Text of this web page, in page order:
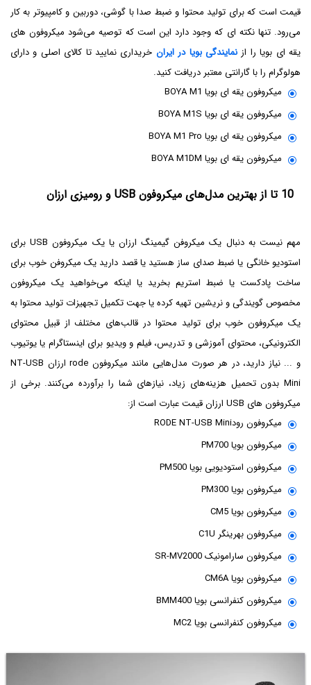
قیمت است که برای تولید محتوا و ضبط صدا با گوشی، دوربین و کامپیوتر به کار
می‌رود. تنها نکته ای که وجود دارد این است که توصیه می‌شود میکروفون های
یقه ای بویا را از نمایندگی بویا در ایران خریداری نمایید تا کالای اصلی و دارای
هولوگرام را با گارانتی معتبر دریافت کنید.
میکروفون یقه ای بویا BOYA M1
میکروفون یقه ای بویا BOYA M1S
میکروفون یقه ای بویا BOYA M1 Pro
میکروفون یقه ای بویا BOYA M1DM
10 تا از بهترین مدل‌های میکروفون USB و رومیزی ارزان
مهم نیست به دنبال یک میکروفن گیمینگ ارزان یا یک میکروفون USB برای
استودیو خانگی یا ضبط صدای ساز هستید یا قصد دارید یک میکروفن خوب برای
ساخت پادکست یا ضبط استریم بخرید یا اینکه می‌خواهید یک میکروفون
مخصوص گویندگی و نریشین تهیه کرده یا جهت تکمیل تجهیزات تولید محتوا به
یک میکروفون خوب برای تولید محتوا در قالب‌های مختلف از قبیل محتوای
الکترونیکی، محتوای آموزشی و تدریس، فیلم و ویدیو برای اینستاگرام یا یوتیوب
و ... نیاز دارید، در هر صورت مدل‌هایی مانند میکروفون rode ارزان NT-USB
Mini بدون تحمیل هزینه‌های زیاد، نیازهای شما را برآورده می‌کنند. برخی از
میکروفون های USB ارزان قیمت عبارت است از:
میکروفون رودRODE NT-USB Mini
میکروفون بویا PM700
میکروفون استودیویی بویا PM500
میکروفون بویا PM300
میکروفون بویا CM5
میکروفون بهرینگر C1U
میکروفون سارامونیک SR-MV2000
میکروفون بویا CM6A
میکروفون کنفرانسی بویا BMM400
میکروفون کنفرانسی بویا MC2